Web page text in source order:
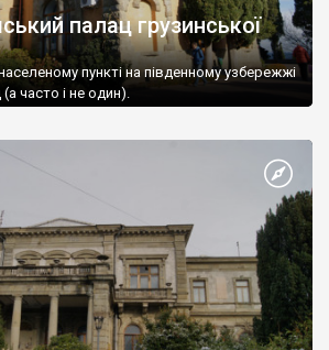
палац грузинської
пункті на південному узбережжі
часто і не один).